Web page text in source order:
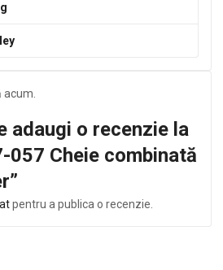
adaugi o recenzie la
057 Cheie combinată
pentru a publica o recenzie.